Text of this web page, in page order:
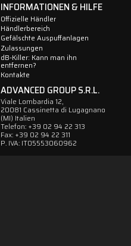
INFORMATIONEN & HILFE
Offizielle Händler
Händlerbereich
Gefälschte Auspuffanlagen
Zulassungen
dB-Killer: Kann man ihn
entfernen?
Kontakte
ADVANCED GROUP S.R.L.
Viale Lombardia 12,
20081 Cassinetta di Lugagnano
(MI) Italien
Telefon: +39 02 94 22 313
Fax: +39 02 94 22 311
P. IVA: IT05553060962